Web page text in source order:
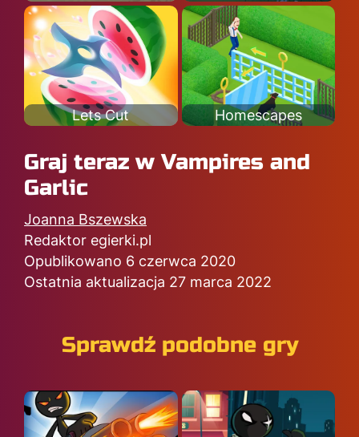
Lets Cut Homescapes
Graj teraz w Vampires and
Garlic
Joanna Bszewska
Redaktor egierki.pl
Opublikowano 6 czerwca 2020
Ostatnia aktualizacja 27 marca 2022
Sprawdź podobne gry